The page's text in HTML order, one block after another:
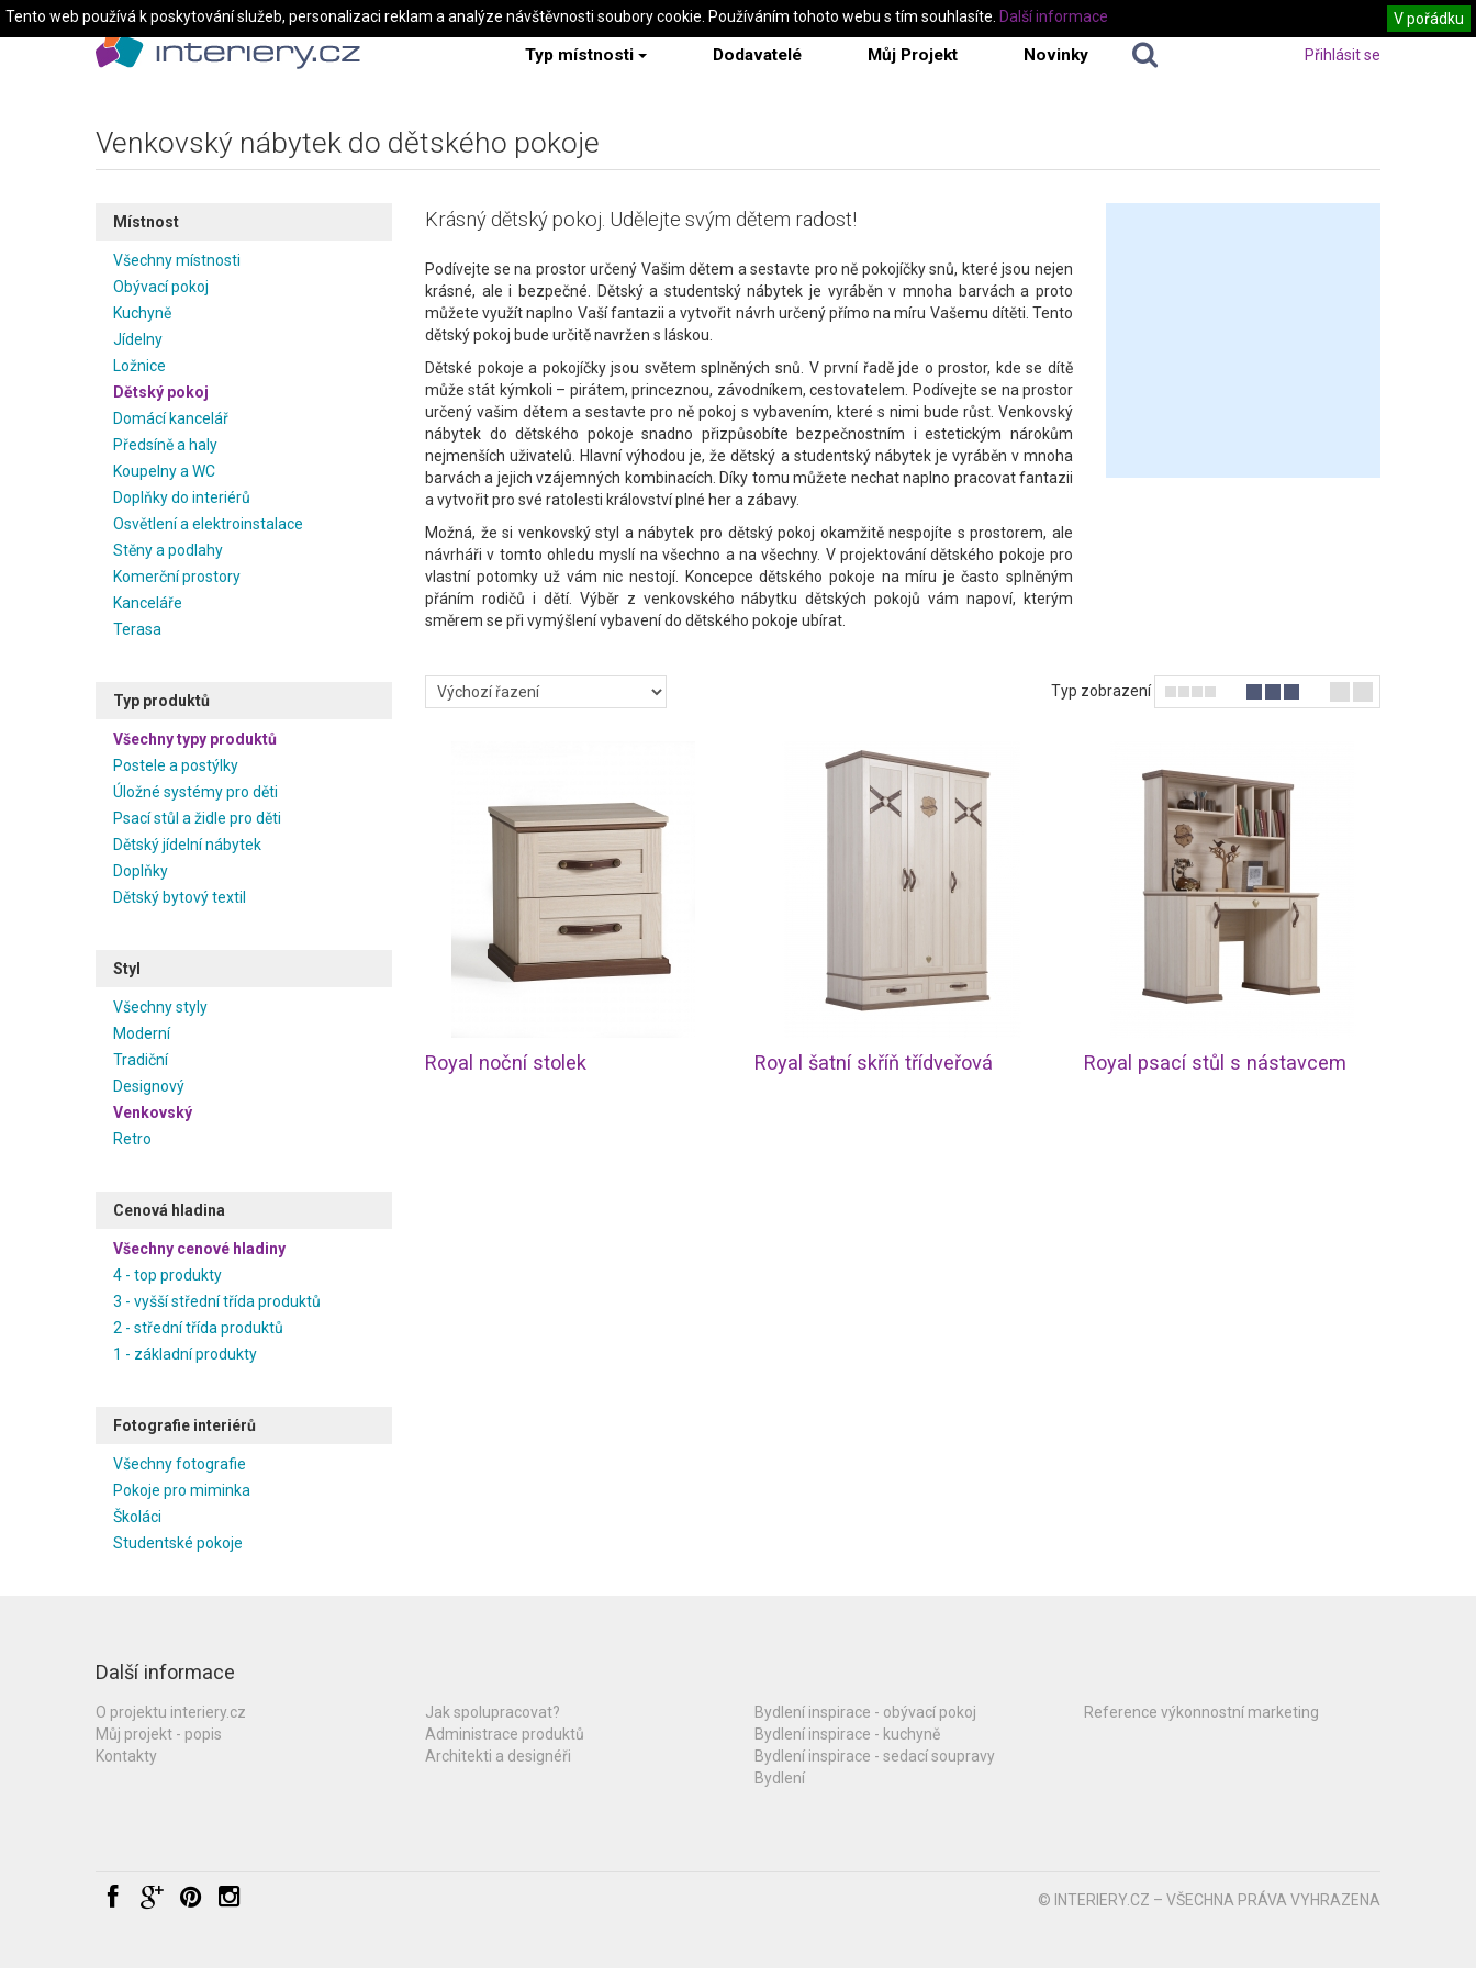
Typ místnosti Dodavatelé Můj Projekt Novinky Přihlásit se
Venkovský nábytek do dětského pokoje
Místnost
Všechny místnosti
Obývací pokoj
Kuchyně
Jídelny
Ložnice
Dětský pokoj
Domácí kancelář
Předsíně a haly
Koupelny a WC
Doplňky do interiérů
Osvětlení a elektroinstalace
Stěny a podlahy
Komerční prostory
Kanceláře
Terasa
Typ produktů
Všechny typy produktů
Postele a postýlky
Úložné systémy pro děti
Psací stůl a židle pro děti
Dětský jídelní nábytek
Doplňky
Dětský bytový textil
Styl
Všechny styly
Moderní
Tradiční
Designový
Venkovský
Retro
Cenová hladina
Všechny cenové hladiny
4 - top produkty
3 - vyšší střední třída produktů
2 - střední třída produktů
1 - základní produkty
Fotografie interiérů
Všechny fotografie
Pokoje pro miminka
Školáci
Studentské pokoje
Krásný dětský pokoj. Udělejte svým dětem radost!
Podívejte se na prostor určený Vašim dětem a sestavte pro ně pokojíčky snů, které jsou nejen
krásné, ale i bezpečné. Dětský a studentský nábytek je vyráběn v mnoha barvách a proto
můžete využít naplno Vaší fantazii a vytvořit návrh určený přímo na míru Vašemu dítěti. Tento
dětský pokoj bude určitě navržen s láskou.
Dětské pokoje a pokojíčky jsou světem splněných snů. V první řadě jde o prostor, kde se dítě
může stát kýmkoli – pirátem, princeznou, závodníkem, cestovatelem. Podívejte se na prostor
určený vašim dětem a sestavte pro ně pokoj s vybavením, které s nimi bude růst. Venkovský
nábytek do dětského pokoje snadno přizpůsobíte bezpečnostním i estetickým nárokům
nejmenších uživatelů. Hlavní výhodou je, že dětský a studentský nábytek je vyráběn v mnoha
barvách a jejich vzájemných kombinacích. Díky tomu můžete nechat naplno pracovat fantazii
a vytvořit pro své ratolesti království plné her a zábavy.
Možná, že si venkovský styl a nábytek pro dětský pokoj okamžitě nespojíte s prostorem, ale
návrháři v tomto ohledu myslí na všechno a na všechny. V projektování dětského pokoje pro
vlastní potomky už vám nic nestojí. Koncepce dětského pokoje na míru je často splněným
přáním rodičů i dětí. Výběr z venkovského nábytku dětských pokojů vám napoví, kterým
směrem se při vymýšlení vybavení do dětského pokoje ubírat.
Typ zobrazení
Royal noční stolek Royal šatní skříň třídveřová Royal psací stůl s nástavcem
Další informace
O projektu interiery.cz
Můj projekt - popis
Kontakty
Jak spolupracovat?
Administrace produktů
Architekti a designéři
Bydlení inspirace - obývací pokoj
Bydlení inspirace - kuchyně
Bydlení inspirace - sedací soupravy
Bydlení
Reference výkonnostní marketing
© INTERIERY.CZ – VŠECHNA PRÁVA VYHRAZENA
Tento web používá k poskytování služeb, personalizaci reklam a analýze návštěvnosti soubory cookie. Používáním tohoto webu s tím souhlasíte. V pořádku
Další informace